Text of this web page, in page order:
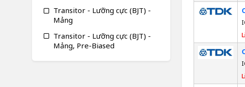
Transitor - Lưỡng cực (BJT) -
Mảng
Transitor - Lưỡng cực (BJT) -
Mảng, Pre-Biased